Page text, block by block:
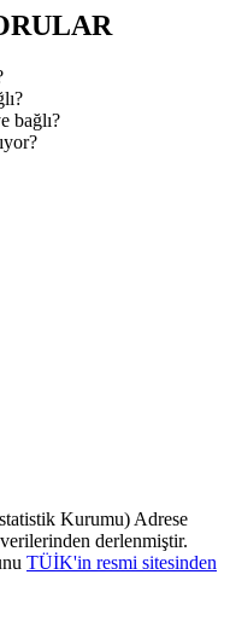
bağlı?
Kurumu) Adrese
derlenmiştir.
TÜİK'in resmi sitesinden